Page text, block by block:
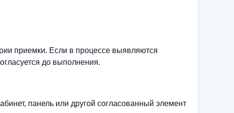
приемки. Если в процессе выявляются
до выполнения.
панель или другой согласованный элемент